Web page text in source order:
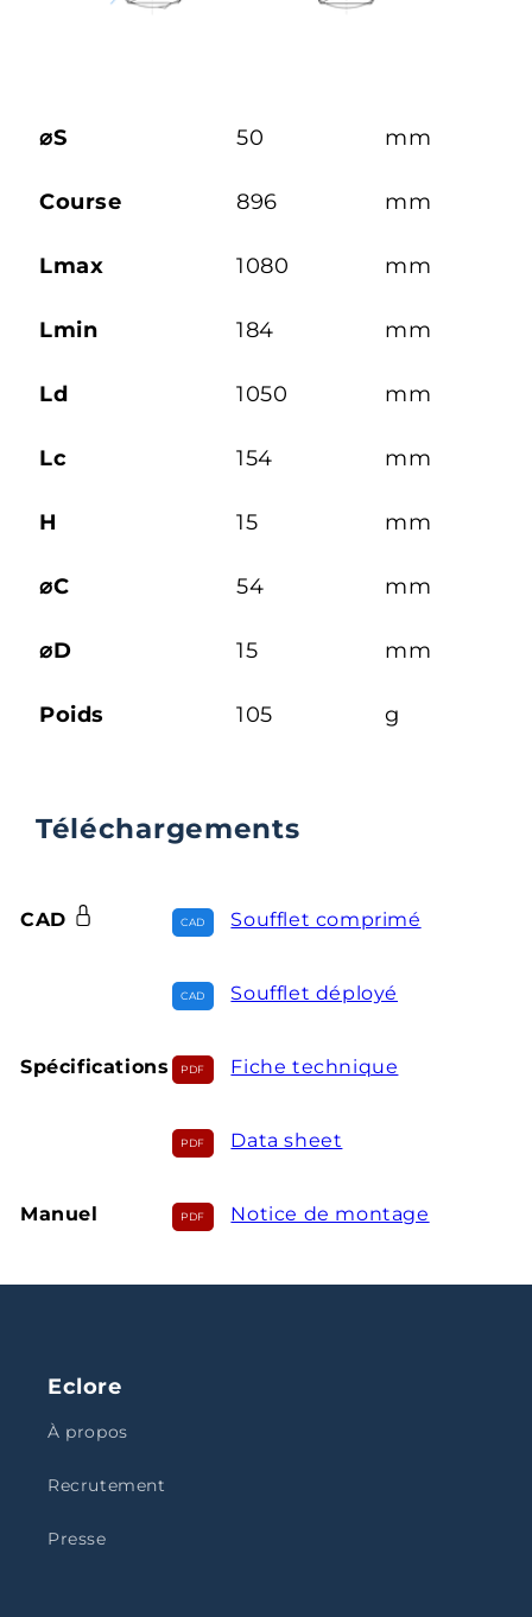
⌀S 50 mm
Course 896 mm
Lmax 1080 mm
Lmin 184 mm
Ld 1050 mm
Lc 154 mm
H 15 mm
⌀C 54 mm
⌀D 15 mm
Poids 105 g
Téléchargements
CAD Soufflet comprimé
Soufflet déployé
Spécifications Fiche technique
Data sheet
Manuel Notice de montage
Eclore
À propos
Recrutement
Presse